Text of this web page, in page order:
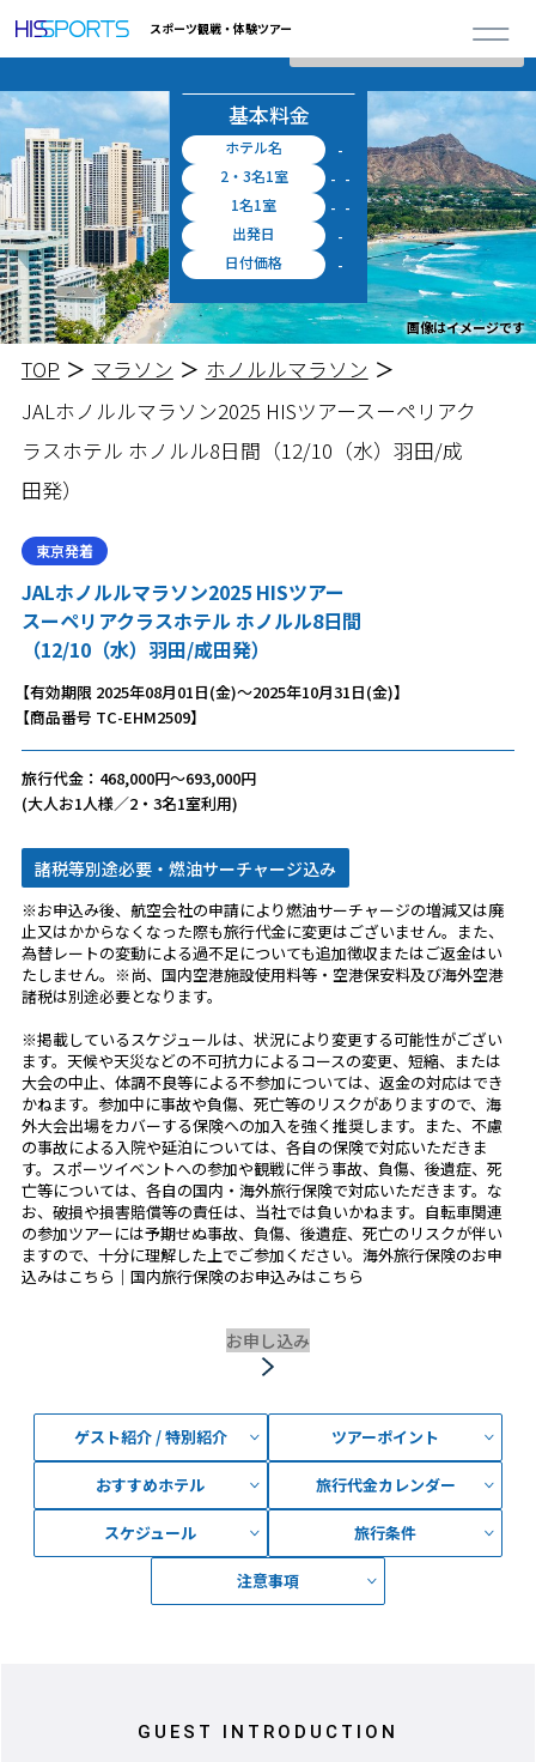
スポーツ観戦・体験ツアー
詳しく見る
合計ツアー0 円 ～ 閉じる
料金シミュレータ
基本料金
ホテル名
-
2・3名1室
- -
1名1室
- -
出発日
-
日付価格
-
画像はイメージです
TOP マラソン
ホノルルマラソン
JALホノルルマラソン2025 HISツアースーペリアク
ラスホテル ホノルル8日間 （12/10（水）羽田/成
田発）
東京発着
JALホノルルマラソン2025 HISツアー
スーペリアクラスホテル ホノルル8日間
（12/10（水）羽田/成田発）
【有効期限 2025年08月01日(金)～2025年10月31日(金)】
【商品番号 TC-EHM2509】
旅行代金：468,000円～693,000円
(大人お1人様／2・3名1室利用)
諸税等別途必要・燃油サーチャージ込み
※お申込み後、航空会社の申請により燃油サーチャージの増減又は廃
止又はかからなくなった際も旅行代金に変更はございません。また、
為替レートの変動による過不足についても追加徴収またはご返金はい
たしません。※尚、国内空港施設使用料等・空港保安料及び海外空港
諸税は別途必要となります。
※掲載しているスケジュールは、状況により変更する可能性がござい
ます。天候や天災などの不可抗力によるコースの変更、短縮、または
大会の中止、体調不良等による不参加については、返金の対応はでき
かねます。参加中に事故や負傷、死亡等のリスクがありますので、海
外大会出場をカバーする保険への加入を強く推奨します。また、不慮
の事故による入院や延泊については、各自の保険で対応いただきま
す。スポーツイベントへの参加や観戦に伴う事故、負傷、後遺症、死
亡等については、各自の国内・海外旅行保険で対応いただきます。な
お、破損や損害賠償等の責任は、当社では負いかねます。自転車関連
の参加ツアーには予期せぬ事故、負傷、後遺症、死亡のリスクが伴い
ますので、十分に理解した上でご参加ください。海外旅行保険のお申
込みはこちら｜国内旅行保険のお申込みはこちら
お申し込み
ゲスト紹介 / 特別紹介 ツアーポイント
おすすめホテル 旅行代金カレンダー
スケジュール 旅行条件
注意事項
GUEST INTRODUCTION